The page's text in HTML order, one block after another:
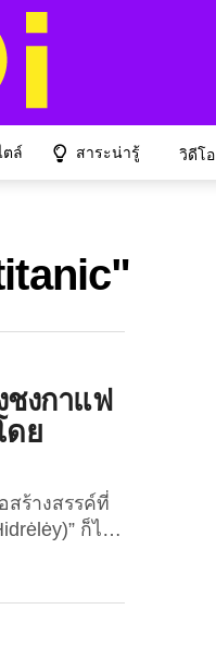
ตล์ สาระน่ารู้ วิดีโอ
ชงกาแฟ
ดย
สร้างสรรค์ที่
ก็ไม่
าพยนตร์ดัง”
งต้องร้องว้า